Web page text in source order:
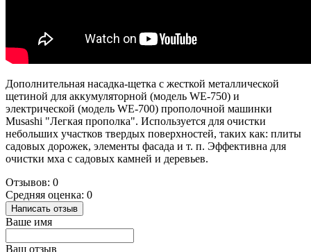
Дополнительная насадка-щетка с жесткой металлической
щетиной для аккумуляторной (модель WE-750) и
электрической (модель WE-700) прополочной машинки
Musashi "Легкая прополка". Используется для очистки
небольших участков твердых поверхностей, таких как: плиты
садовых дорожек, элементы фасада и т. п. Эффективна для
очистки мха с садовых камней и деревьев.
Отзывов: 0
Средняя оценка: 0
Написать отзыв
Ваше имя
Ваш отзыв